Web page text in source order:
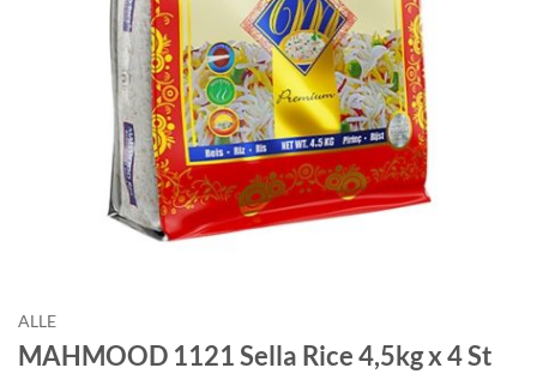
ALLE
MAHMOOD 1121 Sella Rice 4,5kg x 4 St